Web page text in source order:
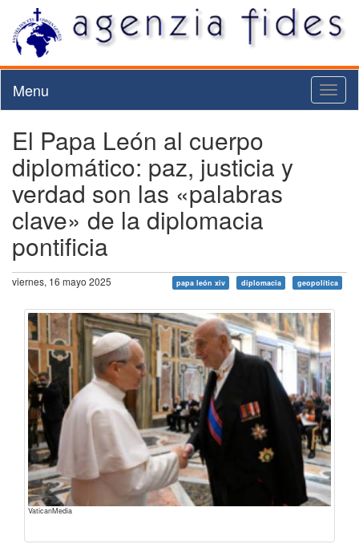
Menu
El Papa León al cuerpo
diplomático: paz, justicia y
verdad son las «palabras
clave» de la diplomacia
pontificia
viernes, 16 mayo 2025 papa león xiv diplomacia geopolítica
VaticanMedia